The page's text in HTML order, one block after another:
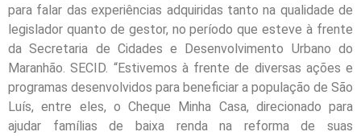
para falar das experiências adquiridas tanto na qualidade de
legislador quanto de gestor, no período que esteve à frente
da Secretaria de Cidades e Desenvolvimento Urbano do
Maranhão. SECID. “Estivemos à frente de diversas ações e
programas desenvolvidos para beneficiar a população de São
Luís, entre eles, o Cheque Minha Casa, direcionado para
ajudar famílias de baixa renda na reforma de suas